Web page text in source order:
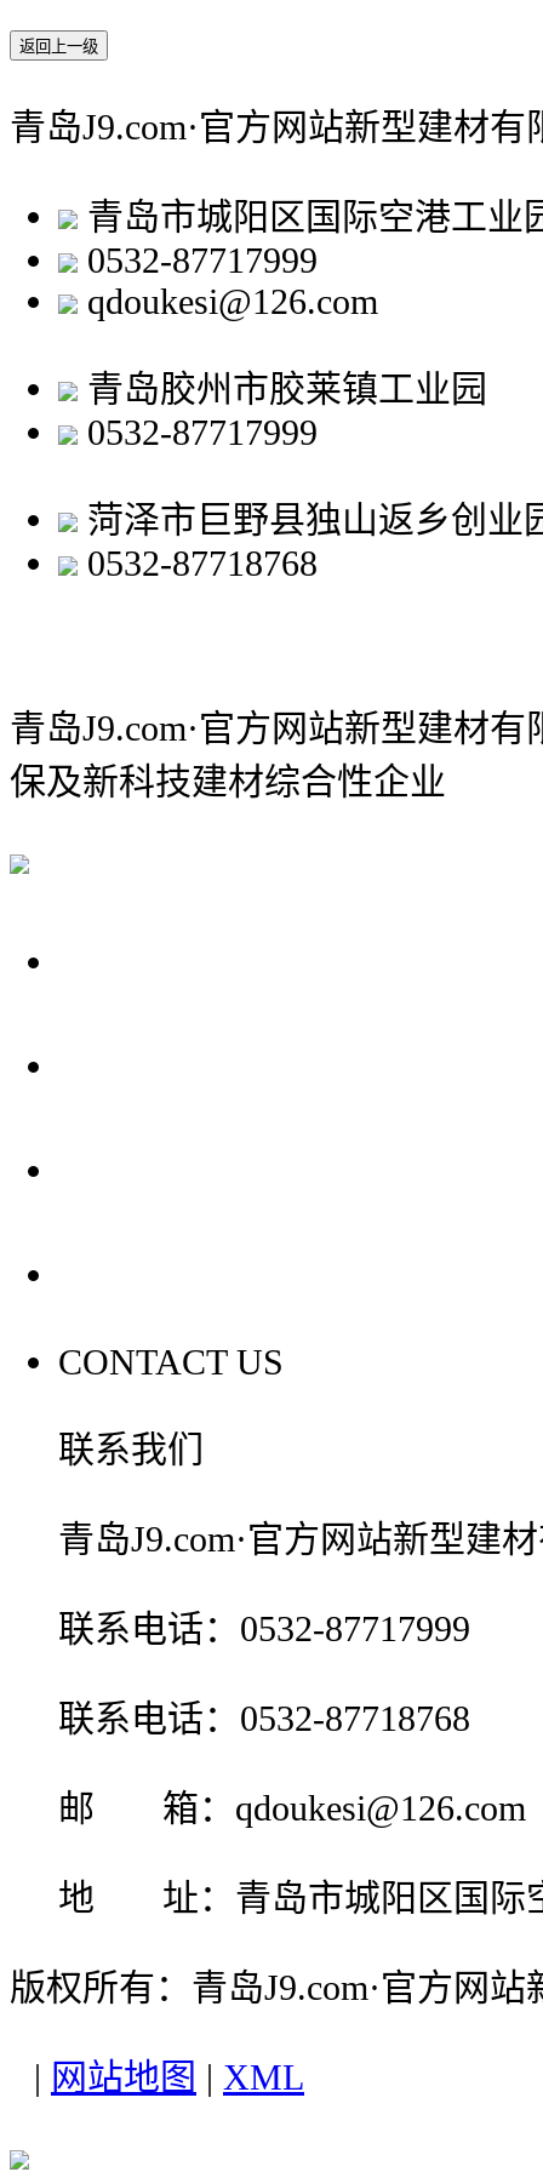
返回上一级
青岛J9.com·官方网站新型建材有
青岛市城阳区国际空港工业
0532-87717999
qdoukesi@126.com
青岛胶州市胶莱镇工业园
0532-87717999
菏泽市巨野县独山返乡创业
0532-87718768
青岛J9.com·官方网站新型建材有
保及新科技建材综合性企业
CONTACT US
联系我们
青岛J9.com·官方网站新型建
联系电话：0532-87717999
联系电话：0532-87718768
邮 箱：qdoukesi@126.com
地 址：青岛市城阳区国际
版权所有：青岛J9.com·官方网
| 网站地图 | XML